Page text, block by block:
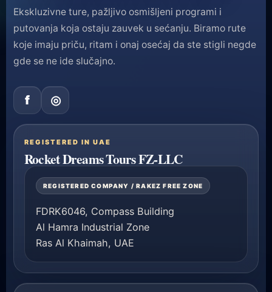
Ekskluzivne ture, pažljivo osmišljeni programi i
putovanja koja ostaju zauvek u sećanju. Biramo rute
koje imaju priču, ritam i onaj osećaj da ste stigli negde
gde se ne ide slučajno.
f ◎
REGISTERED IN UAE
Rocket Dreams Tours FZ-LLC
REGISTERED COMPANY / RAKEZ FREE ZONE
FDRK6046, Compass Building
Al Hamra Industrial Zone
Ras Al Khaimah, UAE